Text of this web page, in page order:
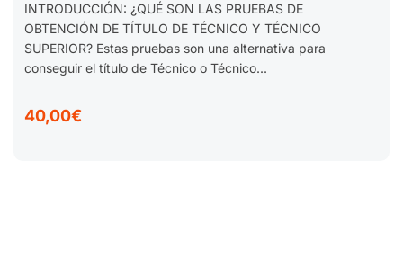
INTRODUCCIÓN: ¿QUÉ SON LAS PRUEBAS DE
OBTENCIÓN DE TÍTULO DE TÉCNICO Y TÉCNICO
SUPERIOR? Estas pruebas son una alternativa para
conseguir el título de Técnico o Técnico...
40,00€